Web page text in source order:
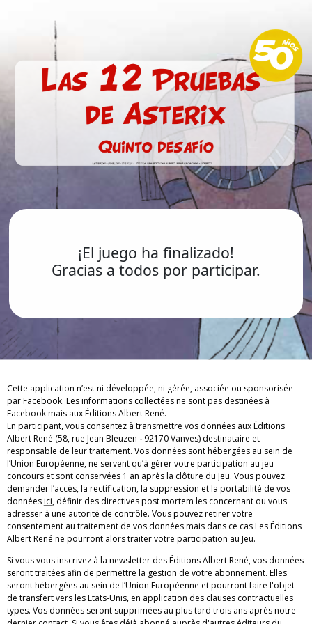
¡El juego ha finalizado!
Gracias a todos por participar.
Cette application n’est ni développée, ni gérée, associée ou sponsorisée
par Facebook. Les informations collectées ne sont pas destinées à
Facebook mais aux Éditions Albert René.
En participant, vous consentez à transmettre vos données aux Éditions
Albert René (58, rue Jean Bleuzen -92170 Vanves) destinataire et
responsable de leur traitement. Vos données sont hébergées au sein de
l’Union Européenne, ne servent qu’à gérer votre participation au jeu
concours et sont conservées 1 an après la clôture du Jeu. Vous pouvez
demander l’accès, la rectification, la suppression et la portabilité de vos
donnéesici, définir des directives post mortem les concernant ou vous
adresser à une autorité de contrôle. Vous pouvez retirer votre
consentement au traitement de vos données mais dans ce cas Les Éditions
Albert René ne pourront alors traiter votre participation au Jeu.
Si vous vous inscrivez à la newsletter des Éditions Albert René, vos données
seront traitées afin de permettre la gestion de votre abonnement. Elles
seront hébergées au sein de l’Union Européenne et pourront faire l'objet
de transfert vers les Etats-Unis, en application des clauses contractuelles
types. Vos données seront supprimées au plus tard trois ans après notre